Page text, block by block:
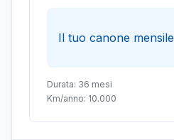
Il tuo canone mensile
Durata: 36 mesi
Km/anno: 10.000